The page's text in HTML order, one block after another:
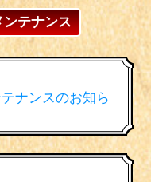
ンテナンス
ナンスのお知ら